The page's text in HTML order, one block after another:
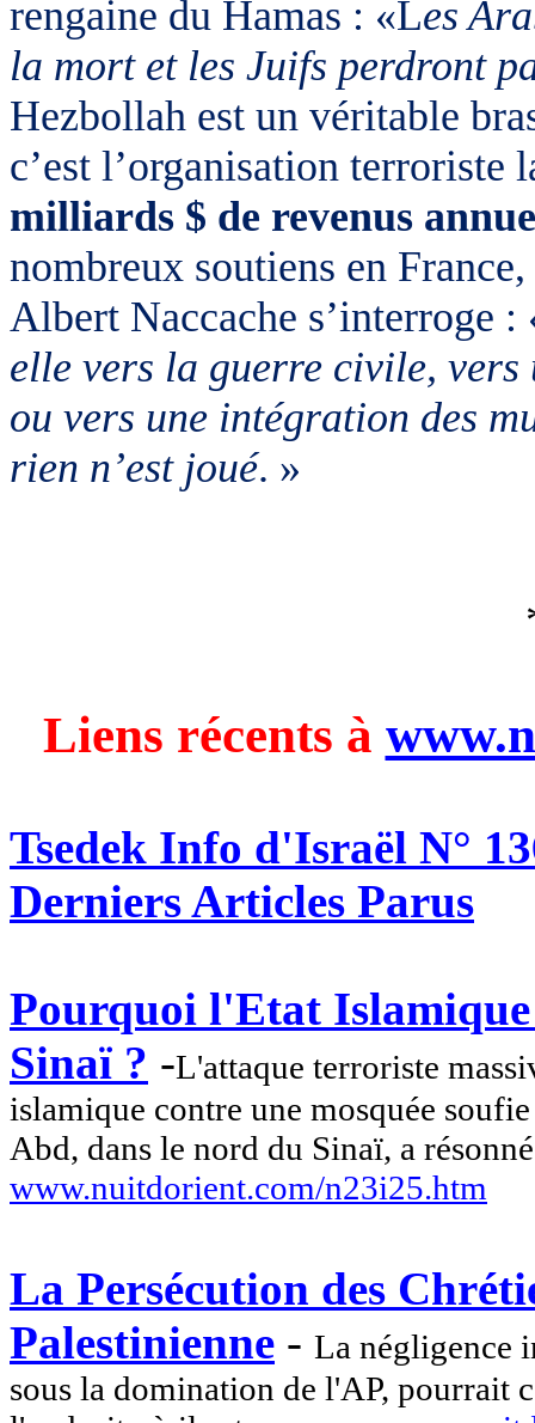
rengaine du Hamas : «Les
la mort et les Juifs perdront
Hezbollah est un véritable
c’est l’organisation
milliards $ de revenus
nombreux soutiens en
Albert Naccache s’interroge
elle vers la guerre civile,
ou vers une intégration des
rien n’est joué. »
Liens récents à
Tsedek Info d'Israël N°
Derniers Articles Parus
Pourquoi l'Etat
Sinaï ? -L'attaque terroriste
islamique contre une mosquée
Abd, dans le nord du Sinaï, a
www.nuitdorient.com/n23i25.htm
La Persécution des
Palestinienne - La négligence
sous la domination de l'AP, pourrait